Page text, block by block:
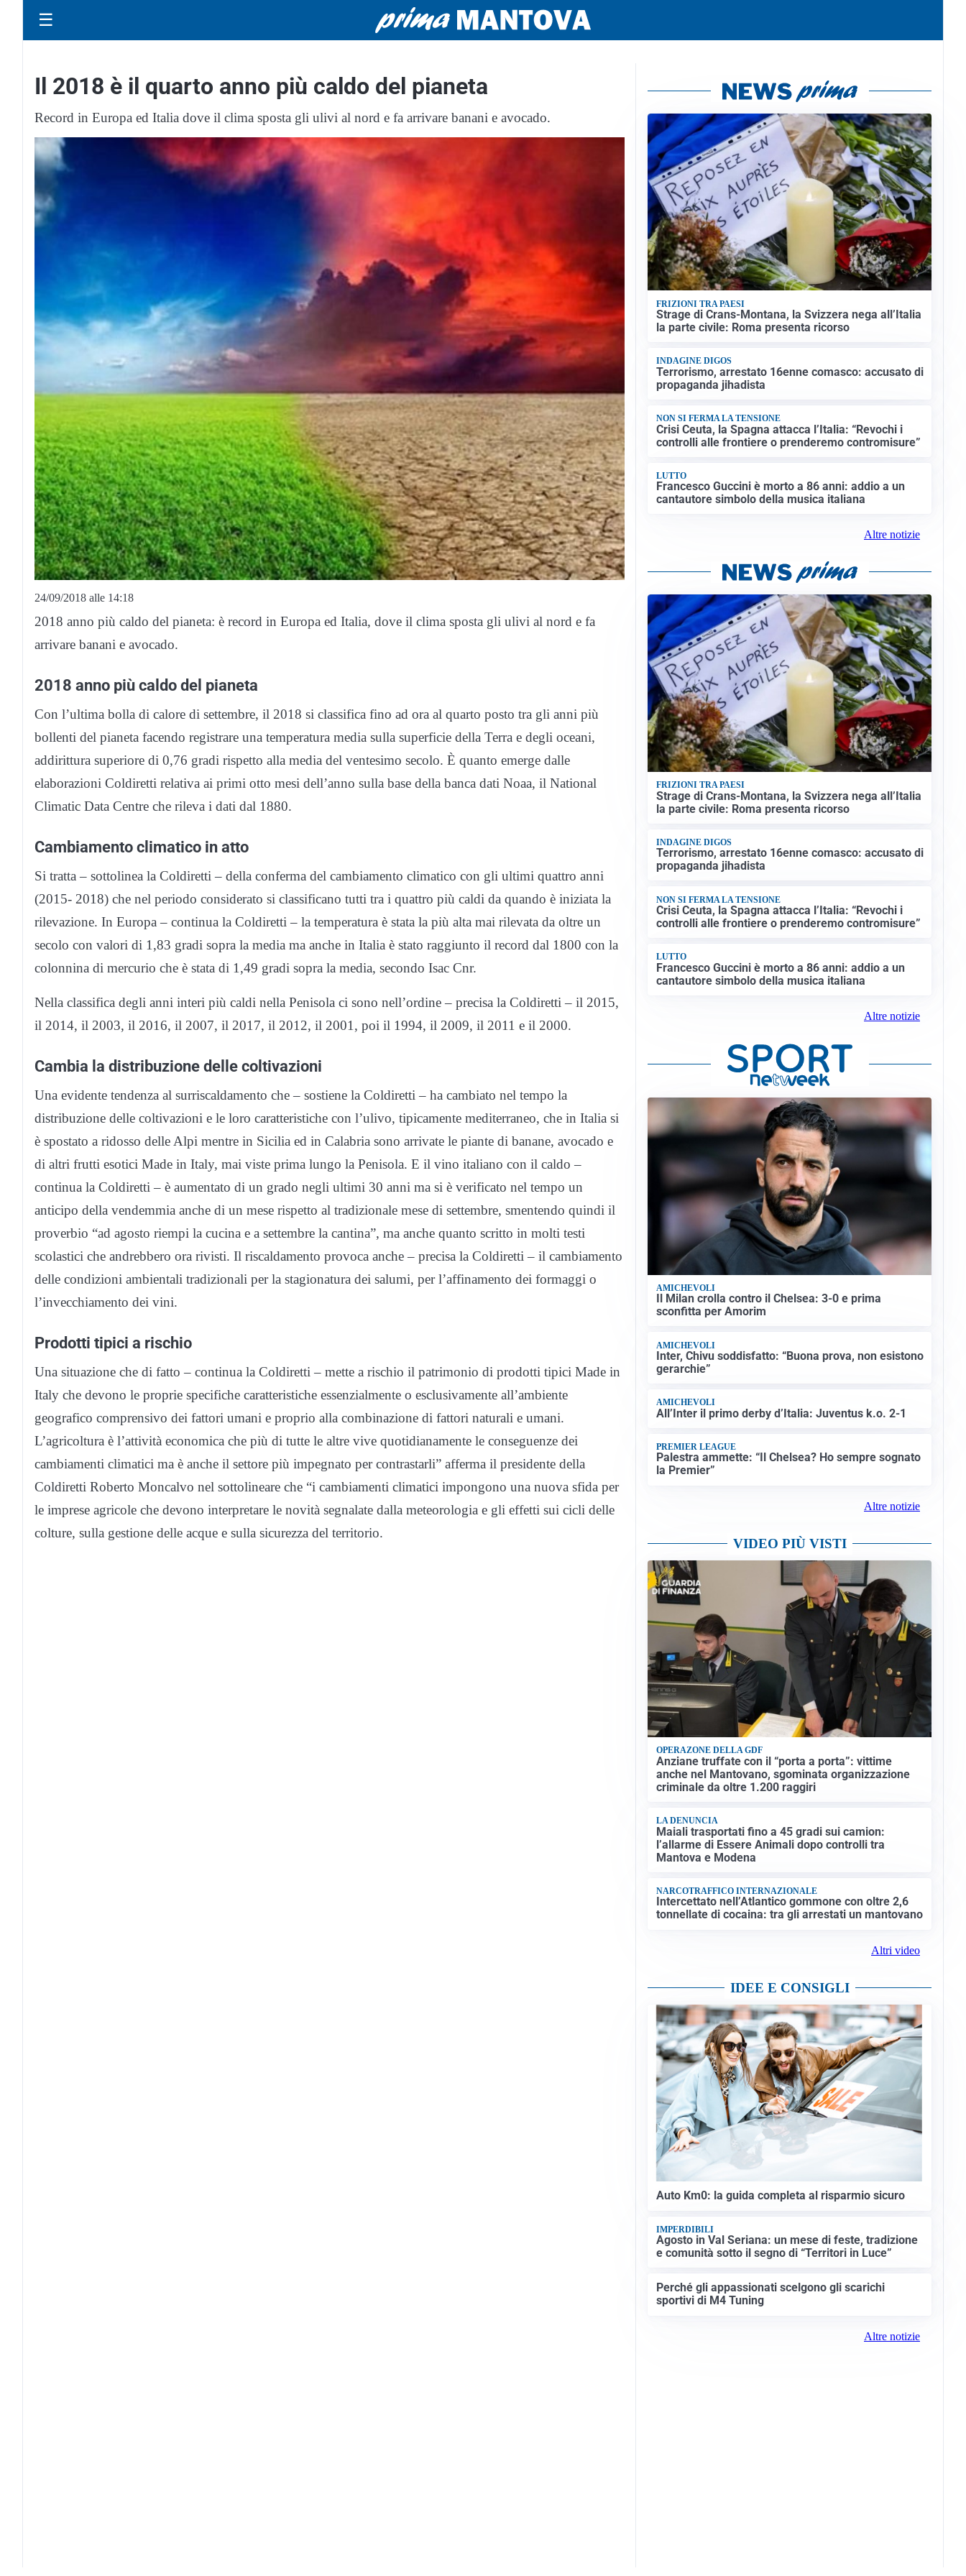
☰
Il 2018 è il quarto anno più caldo del pianeta
Record in Europa ed Italia dove il clima sposta gli ulivi al nord e fa arrivare banani e avocado.
24/09/2018 alle 14:18
2018 anno più caldo del pianeta: è record in Europa ed Italia, dove il clima sposta gli ulivi al nord e fa
arrivare banani e avocado.
2018 anno più caldo del pianeta
Con l’ultima bolla di calore di settembre, il 2018 si classifica fino ad ora al quarto posto tra gli anni più
bollenti del pianeta facendo registrare una temperatura media sulla superficie della Terra e degli oceani,
addirittura superiore di 0,76 gradi rispetto alla media del ventesimo secolo. È quanto emerge dalle
elaborazioni Coldiretti relativa ai primi otto mesi dell’anno sulla base della banca dati Noaa, il National
Climatic Data Centre che rileva i dati dal 1880.
Cambiamento climatico in atto
Si tratta – sottolinea la Coldiretti – della conferma del cambiamento climatico con gli ultimi quattro anni
(2015- 2018) che nel periodo considerato si classificano tutti tra i quattro più caldi da quando è iniziata la
rilevazione. In Europa – continua la Coldiretti – la temperatura è stata la più alta mai rilevata da oltre un
secolo con valori di 1,83 gradi sopra la media ma anche in Italia è stato raggiunto il record dal 1800 con la
colonnina di mercurio che è stata di 1,49 gradi sopra la media, secondo Isac Cnr.
Nella classifica degli anni interi più caldi nella Penisola ci sono nell’ordine – precisa la Coldiretti – il 2015,
il 2014, il 2003, il 2016, il 2007, il 2017, il 2012, il 2001, poi il 1994, il 2009, il 2011 e il 2000.
Cambia la distribuzione delle coltivazioni
Una evidente tendenza al surriscaldamento che – sostiene la Coldiretti – ha cambiato nel tempo la
distribuzione delle coltivazioni e le loro caratteristiche con l’ulivo, tipicamente mediterraneo, che in Italia si
è spostato a ridosso delle Alpi mentre in Sicilia ed in Calabria sono arrivate le piante di banane, avocado e
di altri frutti esotici Made in Italy, mai viste prima lungo la Penisola. E il vino italiano con il caldo –
continua la Coldiretti – è aumentato di un grado negli ultimi 30 anni ma si è verificato nel tempo un
anticipo della vendemmia anche di un mese rispetto al tradizionale mese di settembre, smentendo quindi il
proverbio “ad agosto riempi la cucina e a settembre la cantina”, ma anche quanto scritto in molti testi
scolastici che andrebbero ora rivisti. Il riscaldamento provoca anche – precisa la Coldiretti – il cambiamento
delle condizioni ambientali tradizionali per la stagionatura dei salumi, per l’affinamento dei formaggi o
l’invecchiamento dei vini.
Prodotti tipici a rischio
Una situazione che di fatto – continua la Coldiretti – mette a rischio il patrimonio di prodotti tipici Made in
Italy che devono le proprie specifiche caratteristiche essenzialmente o esclusivamente all’ambiente
geografico comprensivo dei fattori umani e proprio alla combinazione di fattori naturali e umani.
L’agricoltura è l’attività economica che più di tutte le altre vive quotidianamente le conseguenze dei
cambiamenti climatici ma è anche il settore più impegnato per contrastarli” afferma il presidente della
Coldiretti Roberto Moncalvo nel sottolineare che “i cambiamenti climatici impongono una nuova sfida per
le imprese agricole che devono interpretare le novità segnalate dalla meteorologia e gli effetti sui cicli delle
colture, sulla gestione delle acque e sulla sicurezza del territorio.
FRIZIONI TRA PAESI
Strage di Crans-Montana, la Svizzera nega all’Italia
la parte civile: Roma presenta ricorso
INDAGINE DIGOS
Terrorismo, arrestato 16enne comasco: accusato di
propaganda jihadista
NON SI FERMA LA TENSIONE
Crisi Ceuta, la Spagna attacca l’Italia: “Revochi i
controlli alle frontiere o prenderemo contromisure”
LUTTO
Francesco Guccini è morto a 86 anni: addio a un
cantautore simbolo della musica italiana
Altre notizie
FRIZIONI TRA PAESI
Strage di Crans-Montana, la Svizzera nega all’Italia
la parte civile: Roma presenta ricorso
INDAGINE DIGOS
Terrorismo, arrestato 16enne comasco: accusato di
propaganda jihadista
NON SI FERMA LA TENSIONE
Crisi Ceuta, la Spagna attacca l’Italia: “Revochi i
controlli alle frontiere o prenderemo contromisure”
LUTTO
Francesco Guccini è morto a 86 anni: addio a un
cantautore simbolo della musica italiana
Altre notizie
AMICHEVOLI
Il Milan crolla contro il Chelsea: 3-0 e prima
sconfitta per Amorim
AMICHEVOLI
Inter, Chivu soddisfatto: “Buona prova, non esistono
gerarchie”
AMICHEVOLI
All’Inter il primo derby d’Italia: Juventus k.o. 2-1
PREMIER LEAGUE
Palestra ammette: “Il Chelsea? Ho sempre sognato
la Premier”
Altre notizie
VIDEO PIÙ VISTI
OPERAZONE DELLA GDF
Anziane truffate con il “porta a porta”: vittime
anche nel Mantovano, sgominata organizzazione
criminale da oltre 1.200 raggiri
LA DENUNCIA
Maiali trasportati fino a 45 gradi sui camion:
l’allarme di Essere Animali dopo controlli tra
Mantova e Modena
NARCOTRAFFICO INTERNAZIONALE
Intercettato nell’Atlantico gommone con oltre 2,6
tonnellate di cocaina: tra gli arrestati un mantovano
Altri video
IDEE E CONSIGLI
Auto Km0: la guida completa al risparmio sicuro
IMPERDIBILI
Agosto in Val Seriana: un mese di feste, tradizione
e comunità sotto il segno di “Territori in Luce”
Perché gli appassionati scelgono gli scarichi
sportivi di M4 Tuning
Altre notizie